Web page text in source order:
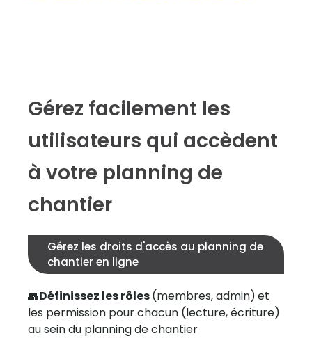
Gérez facilement les
utilisateurs qui accèdent
à votre planning de
chantier
Gérez les droits d'accès au planning de
chantier en ligne
👥Définissez les rôles(membres, admin)et
les permission pour chacun (lecture, écriture)
au sein du planning de chantier